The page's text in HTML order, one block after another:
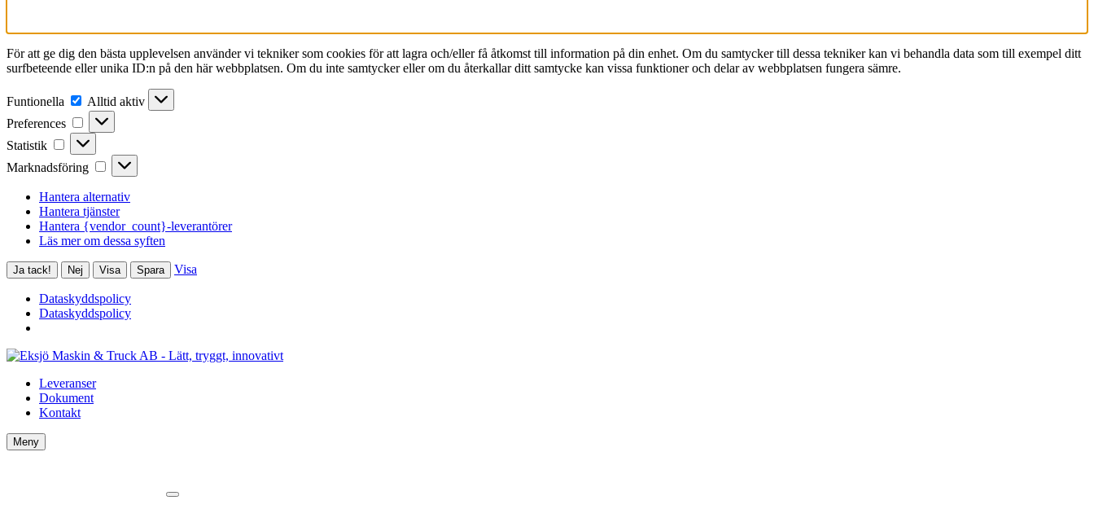
För att ge dig den bästa upplevelsen använder vi tekniker som cookies för att lagra och/eller få åtkomst till information på din enhet. Om du samtycker till dessa tekniker kan vi behandla data som till exempel ditt
surfbeteende eller unika ID:n på den här webbplatsen. Om du inte samtycker eller om du återkallar ditt samtycke kan vissa funktioner och delar av webbplatsen fungera sämre.
Funtionella Funtionella
Alltid aktiv
Preferences
Preferences
Statistik Statistik
Marknadsföring Marknadsföring
Hantera alternativ
Hantera tjänster
Hantera {vendor_count}-leverantörer
Läs mer om dessa syften
Ja tack! Nej Visa Spara Visa
Dataskyddspolicy
Dataskyddspolicy
Leveranser
Dokument
Kontakt
Meny